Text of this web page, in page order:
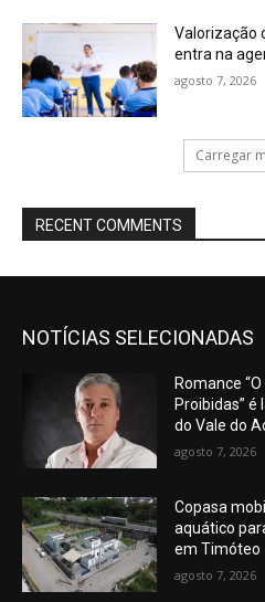
Valorização
entra na
agosto 7, 2026
Carregar
RECENT COMMENTS
NOTÍCIAS SELECIONADAS
Romance
Proibidas” é
do Vale do
agosto 7, 2026
Copasa
aquático
em Timóteo
agosto 7, 2026